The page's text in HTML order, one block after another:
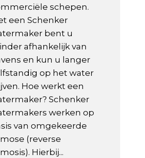
schepen.
een Schenker
bent u
afhankelijk van
en kun u langer
op het water
Hoe werkt een
Schenker
werken op
van omgekeerde
(reverse
Hierbij...